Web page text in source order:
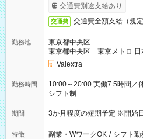
交通費別途支給あり
交通費 交通費全額支給（規定
勤務地
東京都中央区
東京都中央区 東京メトロ 日
Valextra
勤務時間
10:00～20:00 実働7.5時間／休憩1.5時間 営業時間に合わせた
シフト制
期間 3か月程度の短期予定 ※開始
特徴 副業・WワークOK / シフト勤